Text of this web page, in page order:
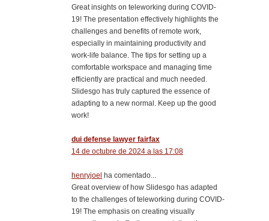
Great insights on teleworking during COVID-
19! The presentation effectively highlights the
challenges and benefits of remote work,
especially in maintaining productivity and
work-life balance. The tips for setting up a
comfortable workspace and managing time
efficiently are practical and much needed.
Slidesgo has truly captured the essence of
adapting to a new normal. Keep up the good
work!
dui defense lawyer fairfax
14 de octubre de 2024 a las 17:08
henryjoel ha comentado...
Great overview of how Slidesgo has adapted
to the challenges of teleworking during COVID-
19! The emphasis on creating visually